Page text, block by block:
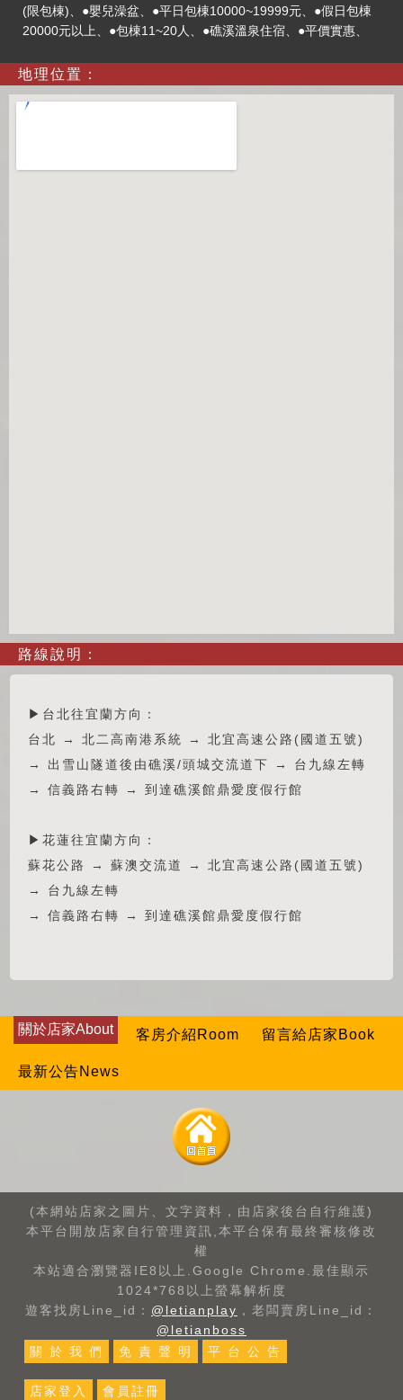
(限包棟)、●嬰兒澡盆、●平日包棟10000~19999元、●假日包棟
20000元以上、●包棟11~20人、●礁溪溫泉住宿、●平價實惠、
地理位置：
路線說明：
▶台北往宜蘭方向：
台北 → 北二高南港系統 → 北宜高速公路(國道五號)
→ 出雪山隧道後由礁溪/頭城交流道下 → 台九線左轉
→ 信義路右轉 → 到達礁溪館鼎愛度假行館
▶花蓮往宜蘭方向：
蘇花公路 → 蘇澳交流道 → 北宜高速公路(國道五號)
→ 台九線左轉
→ 信義路右轉 → 到達礁溪館鼎愛度假行館
關於店家About 客房介紹Room 留言給店家Book
最新公告News
(本網站店家之圖片、文字資料，由店家後台自行維護)
本平台開放店家自行管理資訊,本平台保有最終審核修改
權
本站適合瀏覽器IE8以上.Google Chrome.最佳顯示
1024*768以上螢幕解析度
遊客找房Line_id： @letianplay ，老闆賣房Line_id：
@letianboss
關 於 我 們
免 責 聲 明 平 台 公 告
店家登入 會員註冊